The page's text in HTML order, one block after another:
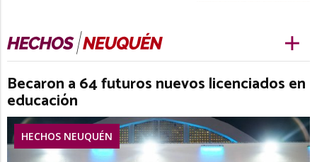
Becaron a 64 futuros nuevos licenciados en
educación
HECHOS NEUQUÉN